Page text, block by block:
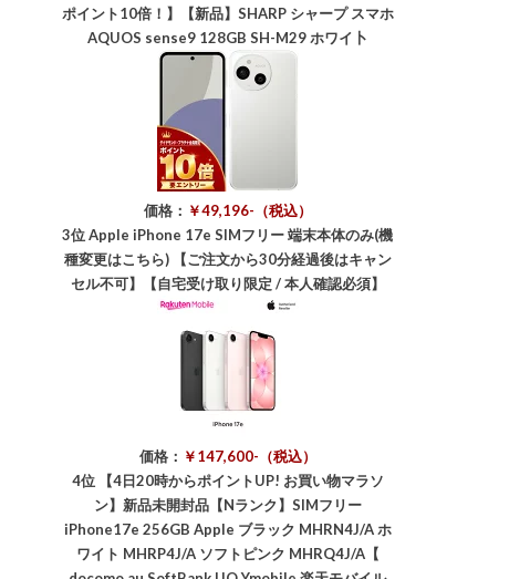
ポイント10倍！】【新品】SHARP シャープ スマホ
AQUOS sense9 128GB SH-M29 ホワイ卜
価格： ￥49,196-（税込）
3位 Apple iPhone 17e SIMフリー 端末本体のみ(機
種変更はこちら) 【ご注文から30分経過後はキャン
セル不可】【自宅受け取り限定 / 本人確認必須】
価格： ￥147,600-（税込）
4位
【4日20時からポイントUP! お買い物マラソ
ン】新品未開封品【Nランク】SIMフリー
iPhone17e 256GB Apple ブラック MHRN4J/A ホ
ワイト MHRP4J/A ソフトピンク MHRQ4J/A【